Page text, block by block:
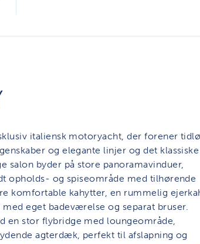
italiensk motoryacht, der forener
og elegante linjer og det klassiske
salon byder på store panoramavinduer,
opholds- og spiseområde med tilhørende
komfortable kahytter, en rummelig
eget badeværelse og separat bruser.
en stor flybridge med loungeområde,
agterdæk, perfekt til afslapning og